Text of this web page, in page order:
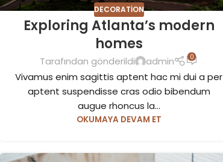
DECORATION
Exploring Atlanta’s modern
homes
Tarafından gönderildi admin 0
Vivamus enim sagittis aptent hac mi dui a per
aptent suspendisse cras odio bibendum
augue rhoncus la...
OKUMAYA DEVAM ET